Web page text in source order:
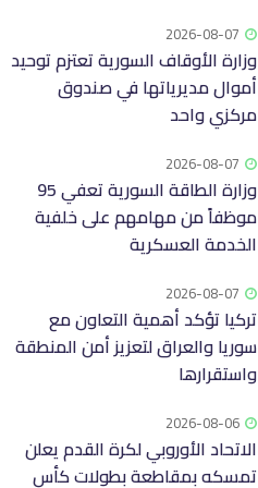
2026-08-07
وزارة الأوقاف السورية تعتزم توحيد
أموال مديرياتها في صندوق
مركزي واحد
2026-08-07
وزارة الطاقة السورية تعفي 95
موظفاً من مهامهم على خلفية
الخدمة العسكرية
2026-08-07
تركيا تؤكد أهمية التعاون مع
سوريا والعراق لتعزيز أمن المنطقة
واستقرارها
2026-08-06
الاتحاد الأوروبي لكرة القدم يعلن
تمسكه بمقاطعة بطولات كأس